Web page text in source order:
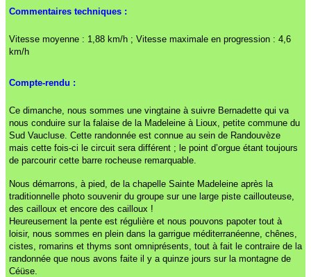
Commentaires techniques :
Vitesse moyenne : 1,88 km/h ; Vitesse maximale en progression : 4,6
km/h
Compte-rendu :
Ce dimanche, nous sommes une vingtaine à suivre Bernadette qui va
nous conduire sur la falaise de la Madeleine à Lioux, petite commune du
Sud Vaucluse. Cette randonnée est connue au sein de Randouvèze
mais cette fois-ci le circuit sera différent ; le point d’orgue étant toujours
de parcourir cette barre rocheuse remarquable.
Nous démarrons, à pied, de la chapelle Sainte Madeleine après la
traditionnelle photo souvenir du groupe sur une large piste caillouteuse,
des cailloux et encore des cailloux !
Heureusement la pente est régulière et nous pouvons papoter tout à
loisir, nous sommes en plein dans la garrigue méditerranéenne, chênes,
cistes, romarins et thyms sont omniprésents, tout à fait le contraire de la
randonnée que nous avons faite il y a quinze jours sur la montagne de
Céüse.